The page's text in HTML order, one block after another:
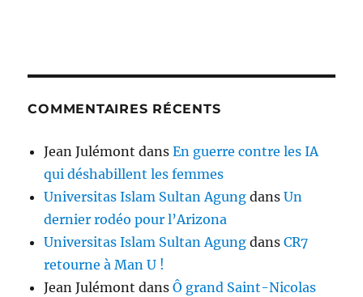
COMMENTAIRES RÉCENTS
Jean Julémont dansEn guerre contre les IA
qui déshabillent les femmes
Universitas Islam Sultan Agung dansUn
dernier rodéo pour l’Arizona
Universitas Islam Sultan Agung dansCR7
retourne à Man U !
Jean Julémont dansÔ grand Saint-Nicolas